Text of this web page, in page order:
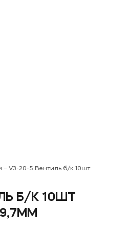
V3-20-5 Вентиль б/к 10шт
Б/К 10ШТ